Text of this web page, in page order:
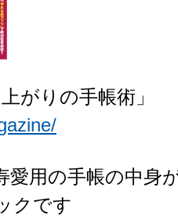
がりの手帳術」
愛用の手帳の中身
クです